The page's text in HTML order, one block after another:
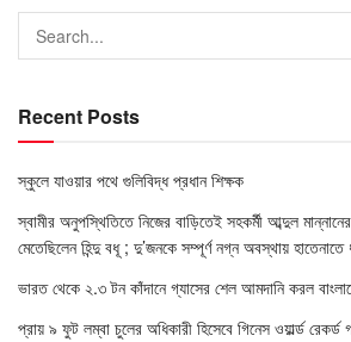
Recent Posts
স্কুলে যাওয়ার পথে গুলিবিদ্ধ প্রধান শিক্ষক
স্বামীর অনুপস্থিতিতে নিজের বাড়িতেই সহকর্মী আব্দুল
মেতেছিলেন হিন্দু বধূ ; দু’জনকে সম্পূর্ণ নগ্ন অবস্থায় হাতেনাতে
ভারত থেকে ২.৩ টন কাঁদানে গ্যাসের শেল আমদানি করল
প্রায় ৯ ফুট লম্বা চুলের অধিকারী হিসেবে গিনেস ওয়ার্ল্ড